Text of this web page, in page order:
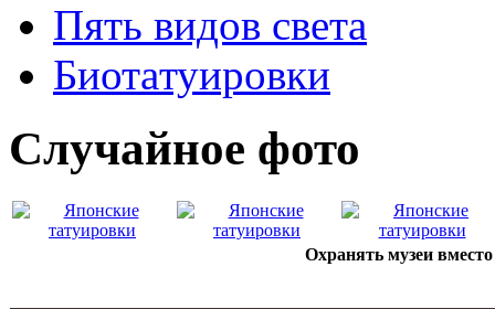
Пять видов светa
Биотaтуировки
Случайнoе фото
Охранять музеи